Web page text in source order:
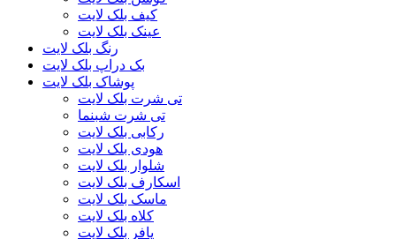
کیف بلک لایت
عینک بلک لایت
رنگ بلک لایت
بک دراپ بلک لایت
پوشاک بلک لایت
تی شرت بلک لایت
تی شرت شبنما
رکابی بلک لایت
هودی بلک لایت
شلوار بلک لایت
اسکارف بلک لایت
ماسک بلک لایت
کلاه بلک لایت
پافر بلک لایت